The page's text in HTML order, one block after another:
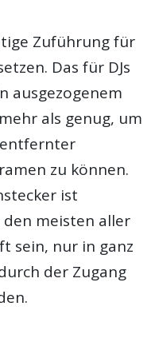
Zuführung für
Das für DJs
ausgezogenem
als genug, um
zu können.
ist
meisten aller
sein, nur in ganz
der Zugang